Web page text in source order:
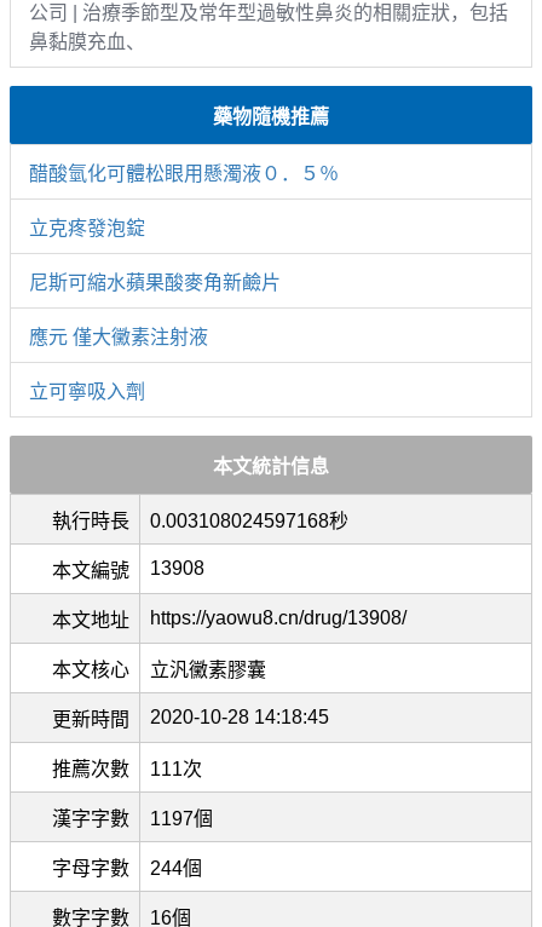
公司 | 治療季節型及常年型過敏性鼻炎的相關症狀，包括
鼻黏膜充血、
藥物隨機推薦
醋酸氫化可體松眼用懸濁液０．５％
立克疼發泡錠
尼斯可縮水蘋果酸麥角新鹼片
應元 僅大黴素注射液
立可寧吸入劑
本文統計信息
執行時長 0.003108024597168秒
本文編號 13908
本文地址 https://yaowu8.cn/drug/13908/
本文核心 立汎黴素膠囊
更新時間 2020-10-28 14:18:45
推薦次數 111次
漢字字數 1197個
字母字數 244個
數字字數 16個